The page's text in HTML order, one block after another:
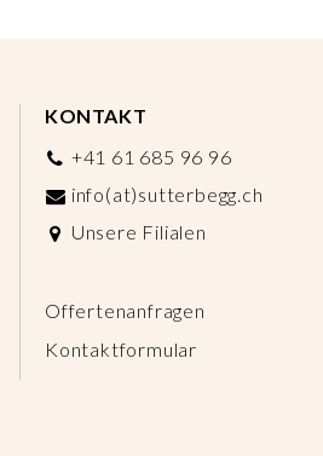
KONTAKT
+41 61 685 96 96
info(at)sutterbegg.ch
Unsere Filialen
Offertenanfragen
Kontaktformular